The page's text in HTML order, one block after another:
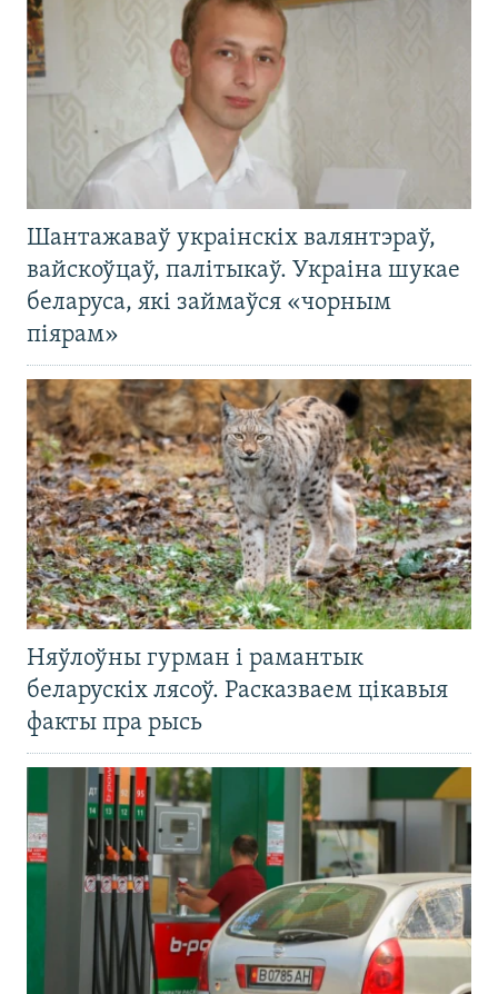
Шантажаваў украінскіх валянтэраў,
вайскоўцаў, палітыкаў. Украіна шукае
беларуса, які займаўся «чорным
піярам»
Няўлоўны гурман і рамантык
беларускіх лясоў. Расказваем цікавыя
факты пра рысь